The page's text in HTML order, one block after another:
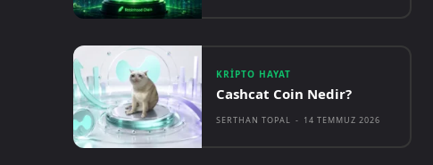
KRIPTO HAYAT
Cashcat Coin Nedir?
SERTHAN TOPAL - 14 TEMMUZ 2026